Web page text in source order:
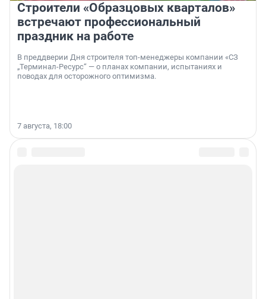
Строители «Образцовых кварталов»
встречают профессиональный
праздник на работе
В преддверии Дня строителя топ-менеджеры компании «СЗ
„Терминал-Ресурс“ — о планах компании, испытаниях и
поводах для осторожного оптимизма.
7 августа, 18:00